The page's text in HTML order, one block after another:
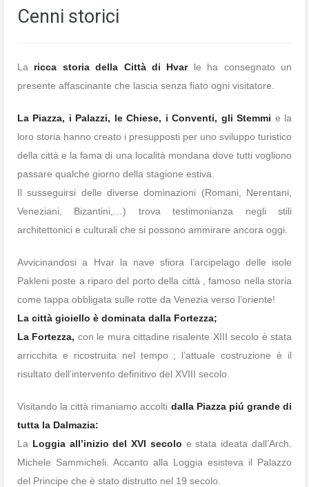
Cenni storici
La ricca storia della Città di Hvarle ha consegnato un
presente affascinante che lascia senza fiato ogni visitatore.
La Piazza, i Palazzi, le Chiese, i Conventi, gli Stemmi e la
loro storia hanno creato i presupposti per uno sviluppo turistico
della città e la fama di una località mondana dove tutti vogliono
passare qualche giorno della stagione estiva.
Il susseguirsi delle diverse dominazioni (Romani, Nerentani,
Veneziani, Bizantini,…) trova testimonianza negli stili
architettonici e culturali che si possono ammirare ancora oggi.
Avvicinandosi a Hvar la nave sfiora l’arcipelago delle isole
Pakleni poste a riparo del porto della città , famoso nella storia
come tappa obbligata sulle rotte da Venezia verso l’oriente!
La città gioiello è dominata dalla Fortezza;
La Fortezza, con le mura cittadine risalente XIII secolo è stata
arricchita e ricostruita nel tempo ; l’attuale costruzione è il
risultato dell’intervento definitivo del XVIII secolo.
Visitando la città rimaniamo accolti dalla Piazza piú grande di
tutta la Dalmazia:
La Loggia all’inizio del XVI secolo e stata ideata dall’Arch.
Michele Sammicheli. Accanto alla Loggia esisteva il Palazzo
del Principe che è stato distrutto nel 19 secolo.